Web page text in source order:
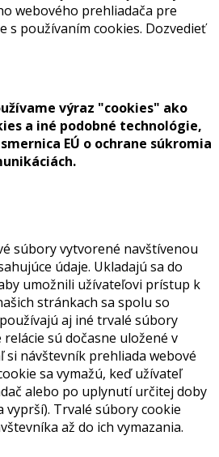
webového prehliadača pre
s používaním cookies. Dozvedieť
výraz "cookies" ako
a iné podobné technológie,
EÚ o ochrane súkromia
súbory vytvorené navštívenou
údaje. Ukladajú sa do
umožnili užívateľovi prístup k
stránkach sa spolu so
aj iné trvalé súbory
sú dočasne uložené v
si návštevník prehliada webové
sa vymažú, keď užívateľ
alebo po uplynutí určitej doby
vyprší). Trvalé súbory cookie
až do ich vymazania.